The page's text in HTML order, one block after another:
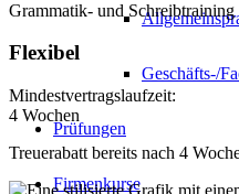
Geschäfts-/
Prüfungen
Firmenkurse
Grammatik- und Schreibtraining
Flexibel
Mindestvertragslaufzeit:
4 Wochen
Treuerabatt bereits nach 4